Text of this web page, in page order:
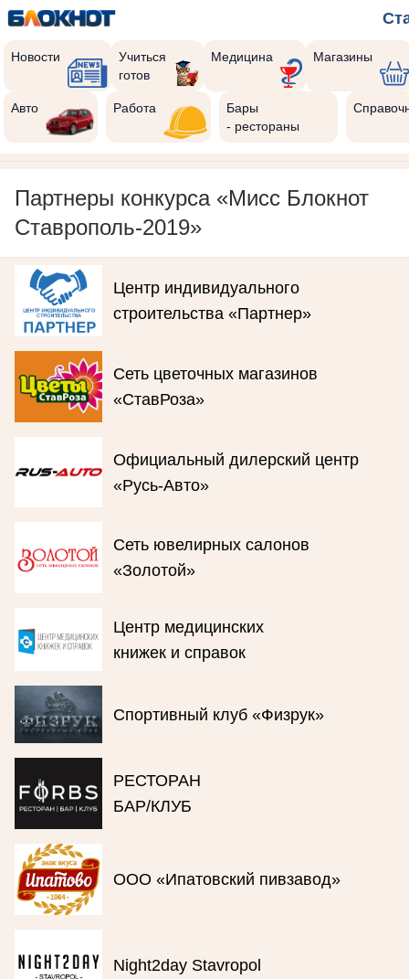
Новости
Учиться
готов
Медицина Магазины
Авто Работа
Бары
- рестораны
Партнеры конкурса «Мисс Блокнот
Ставрополь-2019»
Центр индивидуального
строительства «Партнер»
Сеть цветочных магазинов
«СтавРоза»
Официальный дилерский центр
«Русь-Авто»
Сеть ювелирных салонов
«Золотой»
Центр медицинских
книжек и справок
Спортивный клуб «Физрук»
РЕСТОРАН
БАР/КЛУБ
ООО «Ипатовский пивзавод»
Night2day Stavropol